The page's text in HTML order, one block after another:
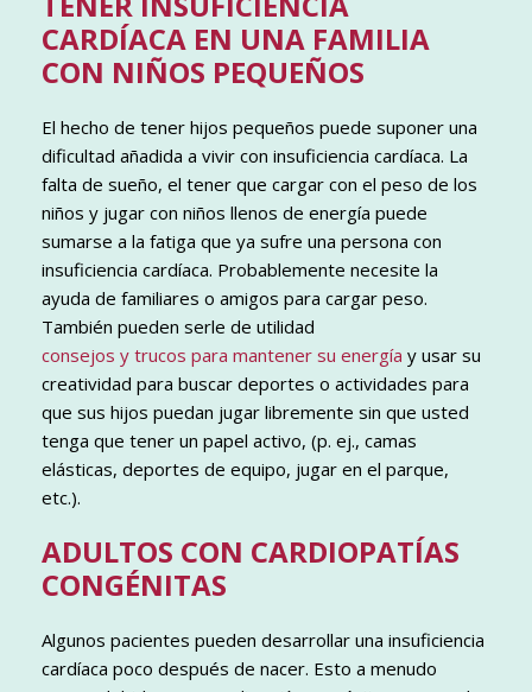
CARDÍACA EN UNA FAMILIA
CON NIÑOS PEQUEÑOS
El hecho de tener hijos pequeños puede suponer una
dificultad añadida a vivir con insuficiencia cardíaca. La
falta de sueño, el tener que cargar con el peso de los
niños y jugar con niños llenos de energía puede
sumarse a la fatiga que ya sufre una persona con
insuficiencia cardíaca. Probablemente necesite la
ayuda de familiares o amigos para cargar peso.
También pueden serle de utilidad
consejos y trucos para mantener su energía y usar su
creatividad para buscar deportes o actividades para
que sus hijos puedan jugar libremente sin que usted
tenga que tener un papel activo, (p. ej., camas
elásticas, deportes de equipo, jugar en el parque,
etc.).
ADULTOS CON CARDIOPATÍAS
CONGÉNITAS
Algunos pacientes pueden desarrollar una insuficiencia
cardíaca poco después de nacer. Esto a menudo